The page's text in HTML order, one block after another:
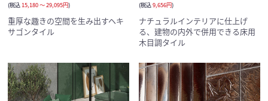
(税込15,180 ～ 29,095円)
重厚な趣きの空間を生み出すヘキ
サゴンタイル
(税込9,656円)
ナチュラルインテリアに仕上げ
る、建物の内外で併用できる床用
木目調タイル